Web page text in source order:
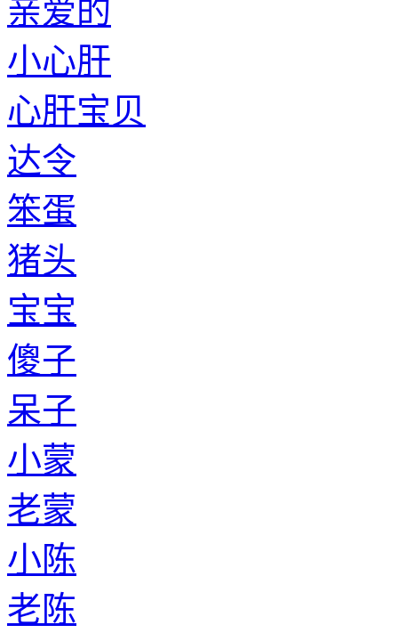
亲爱的
小心肝
心肝宝贝
达令
笨蛋
猪头
宝宝
傻子
呆子
小蒙
老蒙
小陈
老陈